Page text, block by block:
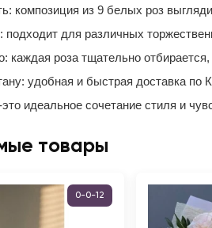
композиция из 9 белых роз
для различных
каждая роза тщательно
удобная и быстрая доставка
идеальное сочетание стиля и
товары
0-0-12